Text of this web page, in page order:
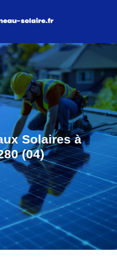
Solaires à
(04)